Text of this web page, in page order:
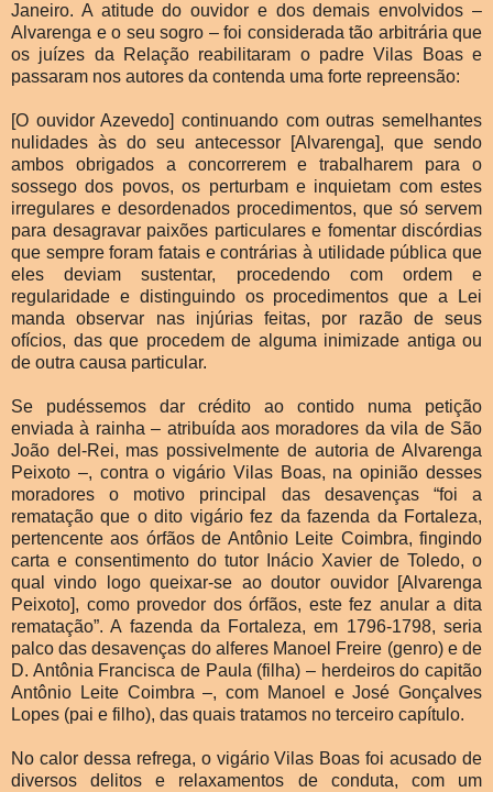
Janeiro. A atitude do ouvidor e dos demais envolvidos –
Alvarenga e o seu sogro – foi considerada tão arbitrária que
os juízes da Relação reabilitaram o padre Vilas Boas e
passaram nos autores da contenda uma forte repreensão:
[O ouvidor Azevedo] continuando com outras semelhantes
nulidades às do seu antecessor [Alvarenga], que sendo
ambos obrigados a concorrerem e trabalharem para o
sossego dos povos, os perturbam e inquietam com estes
irregulares e desordenados procedimentos, que só servem
para desagravar paixões particulares e fomentar discórdias
que sempre foram fatais e contrárias à utilidade pública que
eles deviam sustentar, procedendo com ordem e
regularidade e distinguindo os procedimentos que a Lei
manda observar nas injúrias feitas, por razão de seus
ofícios, das que procedem de alguma inimizade antiga ou
de outra causa particular.
Se pudéssemos dar crédito ao contido numa petição
enviada à rainha – atribuída aos moradores da vila de São
João del-Rei, mas possivelmente de autoria de Alvarenga
Peixoto –, contra o vigário Vilas Boas, na opinião desses
moradores o motivo principal das desavenças “foi a
rematação que o dito vigário fez da fazenda da Fortaleza,
pertencente aos órfãos de Antônio Leite Coimbra, fingindo
carta e consentimento do tutor Inácio Xavier de Toledo, o
qual vindo logo queixar-se ao doutor ouvidor [Alvarenga
Peixoto], como provedor dos órfãos, este fez anular a dita
rematação”. A fazenda da Fortaleza, em 1796-1798, seria
palco das desavenças do alferes Manoel Freire (genro) e de
D. Antônia Francisca de Paula (filha) – herdeiros do capitão
Antônio Leite Coimbra –, com Manoel e José Gonçalves
Lopes (pai e filho), das quais tratamos no terceiro capítulo.
No calor dessa refrega, o vigário Vilas Boas foi acusado de
diversos delitos e relaxamentos de conduta, com um